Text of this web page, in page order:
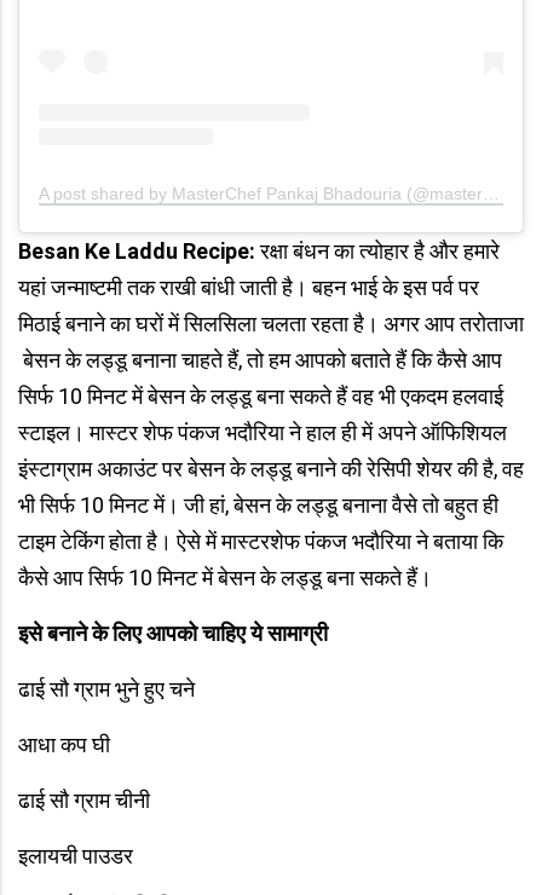
Besan Ke Laddu Recipe:रक्षा बंधन का त्योहार है और हमारे
यहां जन्माष्टमी तक राखी बांधी जाती है। बहन भाई के इस पर्व पर
मिठाई बनाने का घरों में सिलसिला चलता रहता है। अगर आप तरोताजा
बेसन के लड्डू बनाना चाहते हैं, तो हम आपको बताते हैं कि कैसे आप
सिर्फ 10 मिनट में बेसन के लड्डू बना सकते हैं वह भी एकदम हलवाई
स्टाइल। मास्टर शेफ पंकज भदौरिया ने हाल ही में अपने ऑफिशियल
इंस्टाग्राम अकाउंट पर बेसन के लड्डू बनाने की रेसिपी शेयर की है, वह
भी सिर्फ 10 मिनट में। जी हां, बेसन के लड्डू बनाना वैसे तो बहुत ही
टाइम टेकिंग होता है। ऐसे में मास्टरशेफ पंकज भदौरिया ने बताया कि
कैसे आप सिर्फ 10 मिनट में बेसन के लड्डू बना सकते हैं।
इसे बनाने के लिए आपको चाहिए ये सामाग्री
ढाई सौ ग्राम भुने हुए चने
आधा कप घी
ढाई सौ ग्राम चीनी
इलायची पाउडर